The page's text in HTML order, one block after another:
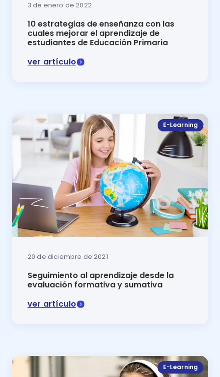
3 de enero de 2022
10 estrategias de enseñanza con las
cuales mejorar el aprendizaje de
estudiantes de Educación Primaria
ver artículo
E-Learning
20 de diciembre de 2021
Seguimiento al aprendizaje desde la
evaluación formativa y sumativa
ver artículo
E-Learning